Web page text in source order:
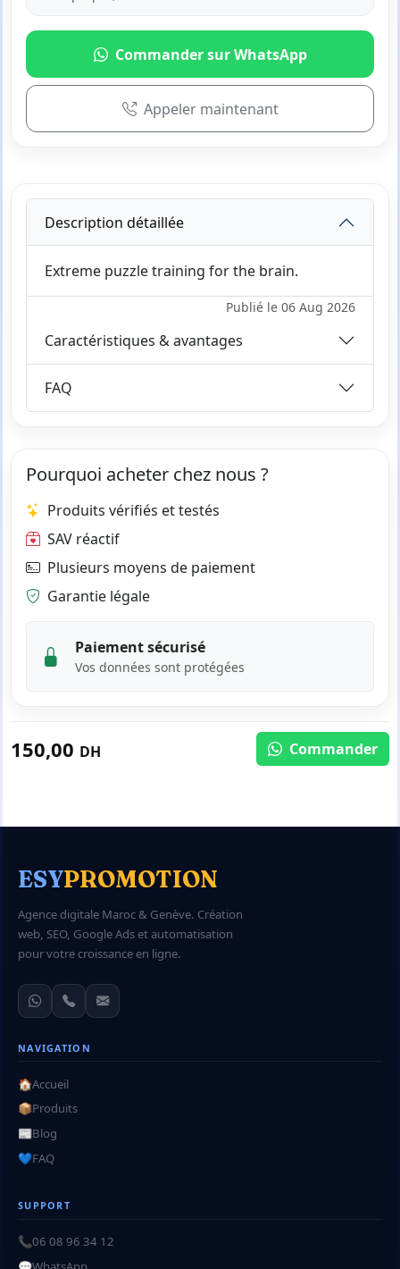
Commander sur WhatsApp
Appeler maintenant
Description détaillée
Extreme puzzle training for the brain.
Publié le 06 Aug 2026
Caractéristiques & avantages
FAQ
Pourquoi acheter chez nous ?
Produits vérifiés et testés
SAV réactif
Plusieurs moyens de paiement
Garantie légale
Paiement sécurisé
Vos données sont protégées
150,00 DH Commander
ESYPROMOTION
Agence digitale Maroc & Genève. Création
web, SEO, Google Ads et automatisation
pour votre croissance en ligne.
NAVIGATION
🏠Accueil
📦Produits
📰Blog
💙FAQ
SUPPORT
📞06 08 96 34 12